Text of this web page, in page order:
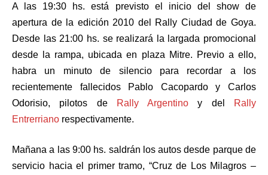
A las 19:30 hs. está previsto el inicio del show de
apertura de la edición 2010 del Rally Ciudad de Goya.
Desde las 21:00 hs. se realizará la largada promocional
desde la rampa, ubicada en plaza Mitre. Previo a ello,
habra un minuto de silencio para recordar a los
recientemente fallecidos Pablo Cacopardo y Carlos
Odorisio, pilotos de
Rally Argentino y del
Rally
Entrerriano respectivamente.
Mañana a las 9:00 hs. saldrán los autos desde parque de
servicio hacia el primer tramo, “Cruz de Los Milagros –